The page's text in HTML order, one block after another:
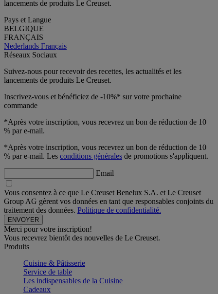
lancements de produits Le Creuset.
Pays et Langue
BELGIQUE
FRANÇAIS
Nederlands Français
Réseaux Sociaux
Suivez-nous pour recevoir des recettes, les actualités et les
lancements de produits Le Creuset.
Inscrivez-vous et bénéficiez de -10%* sur votre prochaine
commande
*Après votre inscription, vous recevrez un bon de réduction de 10
% par e-mail.
*Après votre inscription, vous recevrez un bon de réduction de 10
% par e-mail. Les conditions générales de promotions s'appliquent.
Email
Vous consentez à ce que Le Creuset Benelux S.A. et Le Creuset
Group AG gèrent vos données en tant que responsables conjoints du
traitement des données. Politique de confidentialité.
Merci pour votre inscription!
Vous recevrez bientôt des nouvelles de Le Creuset.
Produits
Cuisine & Pâtisserie
Service de table
Les indispensables de la Cuisine
Cadeaux